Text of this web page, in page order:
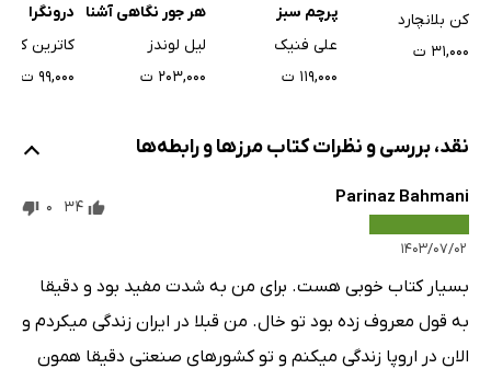
کن بلانچارد
۳۱,۰۰۰ ت
پرچم سبز
علی فنیک
۱۱۹,۰۰۰ ت
هر جور نگاهی آشنا
شویم؟
لیل لوندز
۲۰۳,۰۰۰ ت
درونگرا
کاترین
۹۹,۰۰۰ ت
نقد، بررسی و نظرات کتاب مرزها و رابطه‌ها
Parinaz Bahmani
۱۴۰۳/۰۷/۰۲
34
0
بسیار کتاب خوبی هست. برای من به شدت مفید بود و دقیقا
به قول معروف زده بود تو خال. من قبلا در ایران زندگی میکردم و
الان در اروپا زندگی میکنم و تو کشورهای صنعتی دقیقا همون